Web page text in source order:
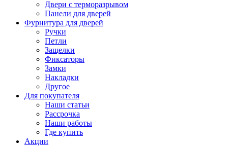
Двери с терморазрывом
Панели для дверей
Фурнитура для дверей
Ручки
Петли
Защелки
Фиксаторы
Замки
Накладки
Другое
Для покупателя
Наши статьи
Рассрочка
Наши работы
Где купить
Акции